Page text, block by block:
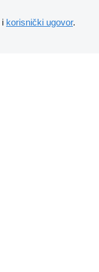
i korisnički ugovor.